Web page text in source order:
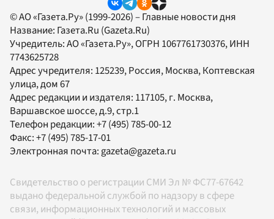
© АО «Газета.Ру» (1999-2026) – Главные новости дня
Название: Газета.Ru (Gazeta.Ru)
Учредитель:АО «Газета.Ру», ОГРН 1067761730376, ИНН
7743625728
Адрес учредителя: 125239, Россия, Москва, Коптевская
улица, дом 67
Адрес редакции и издателя: 117105, г. Москва,
Варшавское шоссе, д.9, стр.1
Телефон редакции:+7 (495) 785-00-12
Факс:+7 (495) 785-17-01
Электронная почта:gazeta@gazeta.ru
Свидетельство о регистрации СМИ Эл № ФС77-67642
выдано федеральной службой по надзору в сфере
связи, информационных технологий и массовых